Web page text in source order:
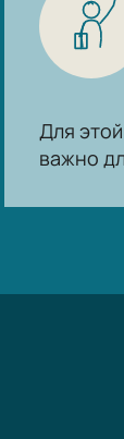
Для
важно